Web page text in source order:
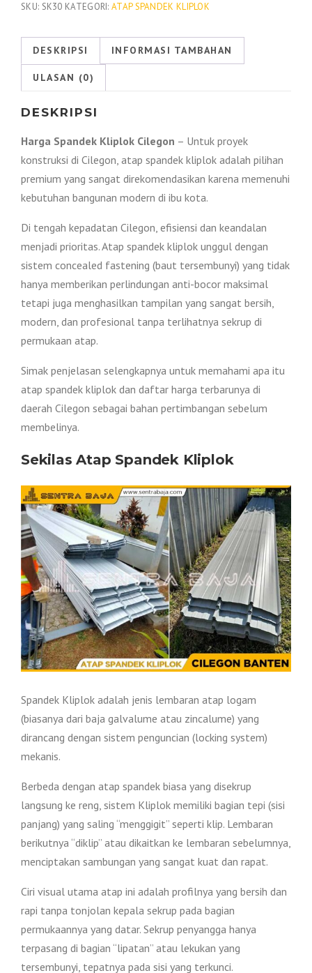
Kliplok
2026
SKU: SK30 KATEGORI:ATAP SPANDEK KLIPLOK
DESKRIPSI INFORMASI TAMBAHAN
ULASAN (0)
DESKRIPSI
Harga Spandek Kliplok Cilegon – Untuk proyek
konstruksi di Cilegon, atap spandek kliplok adalah pilihan
premium yang sangat direkomendasikan karena memenuhi
kebutuhan bangunan modern di ibu kota.
Di tengah kepadatan Cilegon, efisiensi dan keandalan
menjadi prioritas. Atap spandek kliplok unggul dengan
sistem concealed fastening (baut tersembunyi) yang tidak
hanya memberikan perlindungan anti-bocor maksimal
tetapi juga menghasilkan tampilan yang sangat bersih,
modern, dan profesional tanpa terlihatnya sekrup di
permukaan atap.
Simak penjelasan selengkapnya untuk memahami apa itu
atap spandek kliplok dan daftar harga terbarunya di
daerah Cilegon sebagai bahan pertimbangan sebelum
membelinya.
Sekilas Atap Spandek Kliplok
Spandek Kliplok adalah jenis lembaran atap logam
(biasanya dari baja galvalume atau zincalume) yang
dirancang dengan sistem penguncian (locking system)
mekanis.
Berbeda dengan atap spandek biasa yang disekrup
langsung ke reng, sistem Kliplok memiliki bagian tepi (sisi
panjang) yang saling “menggigit” seperti klip. Lembaran
berikutnya “diklip” atau dikaitkan ke lembaran sebelumnya,
menciptakan sambungan yang sangat kuat dan rapat.
Ciri visual utama atap ini adalah profilnya yang bersih dan
rapi tanpa tonjolan kepala sekrup pada bagian
permukaannya yang datar. Sekrup penyangga hanya
terpasang di bagian “lipatan” atau lekukan yang
tersembunyi, tepatnya pada sisi yang terkunci.